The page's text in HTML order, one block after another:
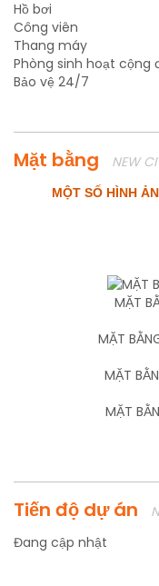
Hồ bơi
Công viên
Thang máy
Phòng sinh hoạt cộng
Bảo vệ 24/7
Mặt bằng NEW
MỘT SỐ HÌNH
MẶT
MẶT
MẶT
MẶT
Tiến độ dự án
Đang cập nhật